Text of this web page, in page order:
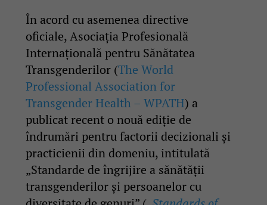
În acord cu asemenea directive
oficiale, Asociația Profesională
Internațională pentru Sănătatea
Transgenderilor (The World
Professional Association for
Transgender Health – WPATH) a
publicat recent o nouă ediție de
îndrumări pentru factorii decizionali și
practicienii din domeniu, intitulată
„Standarde de îngrijire a sănătății
transgenderilor și persoanelor cu